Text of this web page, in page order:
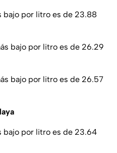
bajo por litro es de 23.88
bajo por litro es de 26.29
bajo por litro es de 26.57
bajo por litro es de 23.64